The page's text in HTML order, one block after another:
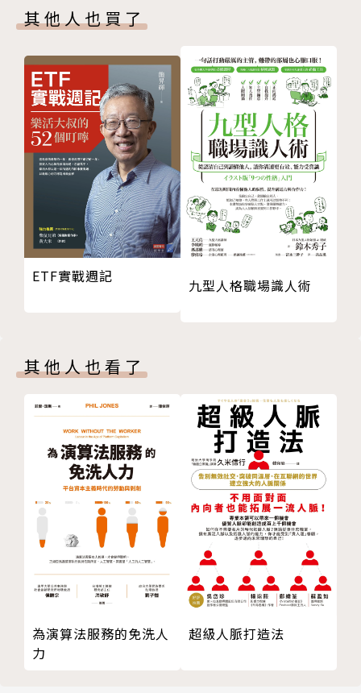
作者簡介
謝宗翰（John Hsieh）
台灣RICHTOWN金流族培訓學院、DRJOHN美式健康
管理中心創辦人
目前為美國千萬美元私募基金經理人，同時也是美
國脊椎神經醫師與CFP財務規劃師。
原則下，2006年在美國成立了TPLI美股選擇權教育學
院，並在2010年在台灣創辦金流族培訓學院，成為台
灣第一個美股教育培訓機構。過去13年在美國、馬來
西亞、台灣教導超過上千位夢想實踐家並全時間投入現
金流與美股投資教育推廣，希望能讓台灣這片土地與人
民更豐盛富足。
JOHN認為，人生最終的目的是為自己與身邊的人
創造幸福感（Happiness），而擁有穩定的現金流能
讓原本賣時間給老闆的你，有更多的時間與空間過自己
想過的幸福人生（Pursuit of Happiness）。夢想是
必須透過堅定的信念、熱切的渴望、正確的方法，再加
上百分百行動力，並與一起前進的金流夥伴共同來完
成。
Part 3 跟大腦下對的指令，與金錢正向連結
把自己變成更卓越的那個你
讓大腦和金錢有所連結
三個創造金流的大重點，現在開始就做
創造現金流的第一步：先玩能贏的遊戲
當收入發生時，請學習富人的用錢順序
Part 4 獨一無二的你，成功在望
簡約生活，讓大腦為你自動導航
讓自己充滿能量，提高完成任務的機率
把自己當成一個企業和品牌來經營
成功有定義，運氣是可以自創
Part 5 財富翻倍！REITs，就是你了！
你一定要學會的「時間獲利」現金流遊戲
什麼叫「越花越有錢」投資法？
開源比節流重要！開始每個月痛快地「加薪」
實戰測驗：時間獲利與複利效應，自己玩玩看
Part 6 投資REITs有問題？看這裡……
REITs讓小資男女也能搶當美國包租公
為什麼要選擇美國REITs不動產信託？
問題一：投資REITs需要注意哪些風險？
問題二：如何確認美國REITs目前股價的高低？
Part 7 謝醫師獨家REITs懶人投資法
步驟一：確認承租多元化或民生相關產業，是否為REI
Ts的主要目標？
步驟二：REITs信託基金配息是否穩定？
步驟三：如何透過股價形態，判斷每次加碼買進的時間
其他人也買了
ETF實戰週記
九型人格職場識人術
其他人也看了
為演算法服務的免洗人
力
超級人脈打造法